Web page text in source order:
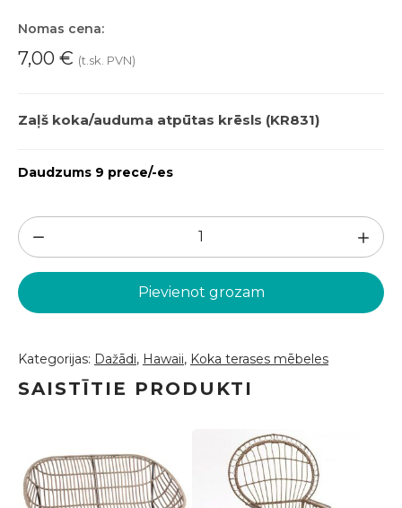
Nomas cena:
7,00 € (t.sk. PVN)
Zaļš koka/auduma atpūtas krēsls (KR831)
Daudzums 9 prece/-es
Zaļš
koka/auduma
atpūtas
krēsls
daudzums
Pievienot grozam
Kategorijas: Dažādi, Hawaii, Koka terases mēbeles
SAISTĪTIE PRODUKTI